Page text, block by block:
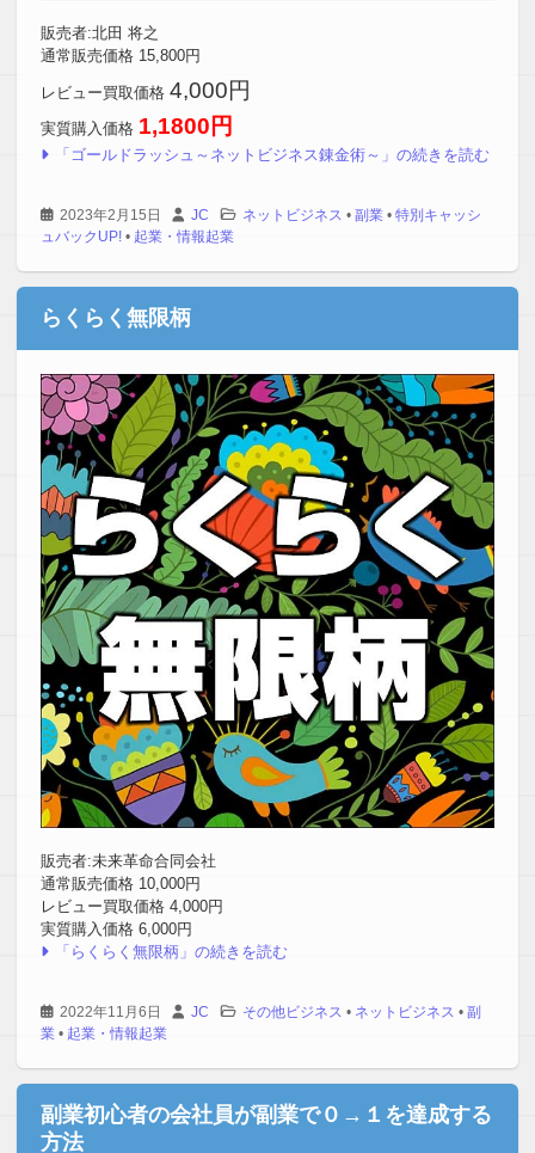
販売者:北田 将之
通常販売価格 15,800円
レビュー買取価格 4,000円
実質購入価格 1,1800円
「ゴールドラッシュ～ネットビジネス錬金術～」の続きを読む
2023年2月15日 JC ネットビジネス • 副業 • 特別キャッシ
ュバックUP! • 起業・情報起業
らくらく無限柄
販売者:未来革命合同会社
通常販売価格 10,000円
レビュー買取価格 4,000円
実質購入価格 6,000円
「らくらく無限柄」の続きを読む
2022年11月6日 JC その他ビジネス • ネットビジネス • 副
業 • 起業・情報起業
副業初心者の会社員が副業で０→１を達成する
方法